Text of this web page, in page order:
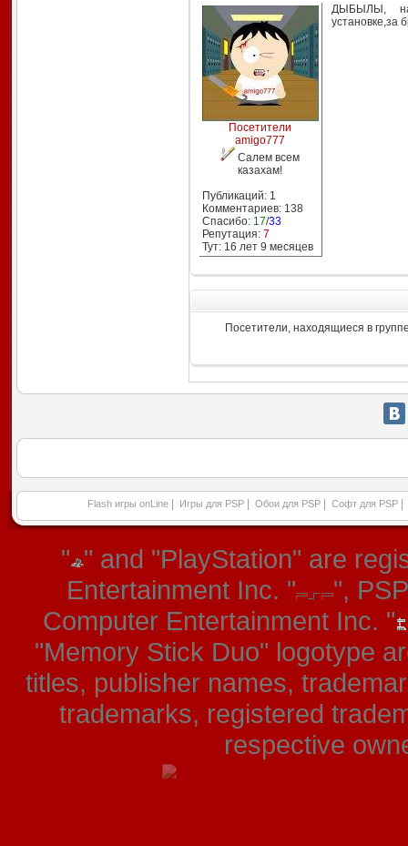
Посетители
amigo777
Салем всем
казахам!
Публикаций: 1
Комментариев: 138
Спасибо: 17/33
Репутация: 7
Тут: 16 лет 9 месяцев
ДЫБЫЛЫ,
установке,за
Посетители, находящиеся в
Flash игры onLine Игры для PSP Обои для PSP Софт для PSP
" " and "PlayStation" are
Entertainment Inc. "
",
Computer Entertainment Inc. "
"Memory Stick Duo" logotype
titles, publisher names,
trademarks, registered
respective